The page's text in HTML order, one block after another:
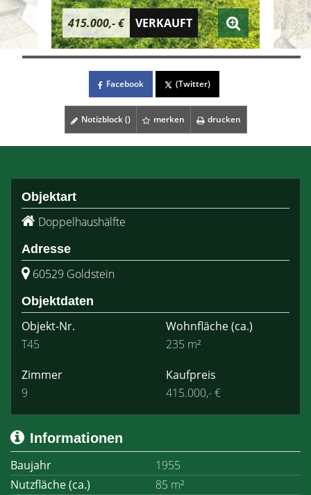
415.000,- € VERKAUFT
Facebook (Twitter)
Notizblock () merken drucken
Objektart
Doppelhaushälfte
Adresse
60529 Goldstein
Objektdaten
Objekt-Nr.
T45
Wohnfläche(ca.)
235 m²
Zimmer
9
Kaufpreis
415.000,- €
Informationen
Baujahr
1955
Nutzfläche (ca.)
85 m²